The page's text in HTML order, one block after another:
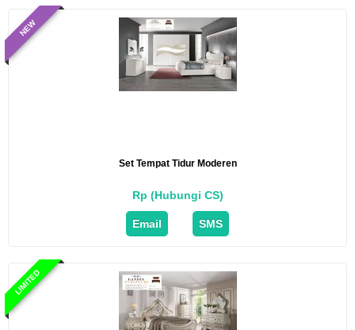
NEW
Set Tempat Tidur Moderen
Rp (Hubungi CS)
Email SMS
LIMITED